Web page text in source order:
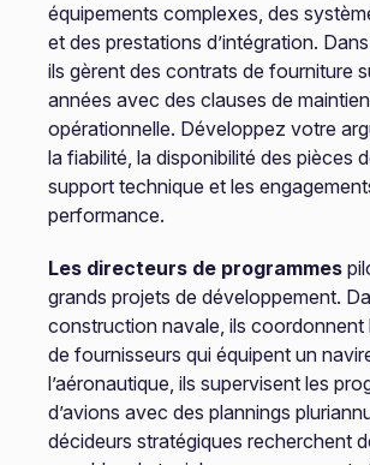
équipements complexes, des
et des prestations d’intégration.
ils gèrent des contrats de fourniture
années avec des clauses de
opérationnelle. Développez votre
la fiabilité, la disponibilité des pièces
support technique et les
performance.
Les directeurs de programmes
grands projets de développement.
construction navale, ils coordonnent
de fournisseurs qui équipent un
l’aéronautique, ils supervisent les
d’avions avec des plannings
décideurs stratégiques recherchent